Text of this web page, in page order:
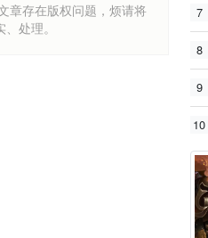
章存在版权问题，烦请将
处理。
7
8
9
10